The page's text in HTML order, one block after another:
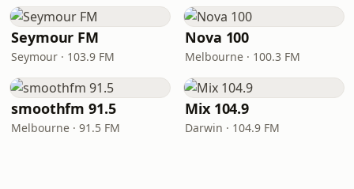
Seymour FM
Seymour · 103.9 FM
Nova 100
Melbourne · 100.3 FM
smoothfm 91.5
Melbourne · 91.5 FM
Mix 104.9
Darwin · 104.9 FM